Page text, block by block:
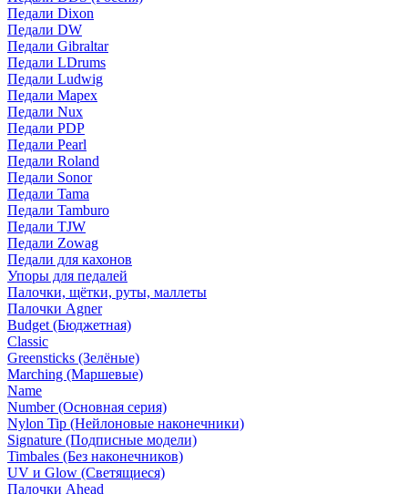
Педали Dixon
Педали DW
Педали Gibraltar
Педали LDrums
Педали Ludwig
Педали Mapex
Педали Nux
Педали PDP
Педали Pearl
Педали Roland
Педали Sonor
Педали Tama
Педали Tamburo
Педали TJW
Педали Zowag
Педали для кахонов
Упоры для педалей
Палочки, щётки, руты, маллеты
Палочки Agner
Budget (Бюджетная)
Classic
Greensticks (Зелёные)
Marching (Маршевые)
Name
Number (Основная серия)
Nylon Tip (Нейлоновые наконечники)
Signature (Подписные модели)
Timbales (Без наконечников)
UV и Glow (Светящиеся)
Палочки Ahead